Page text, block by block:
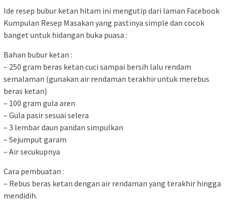
Ide resep bubur ketan hitam ini mengutip dari laman Facebook
Kumpulan Resep Masakan yang pastinya simple dan cocok
banget untuk hidangan buka puasa :
Bahan bubur ketan :
– 250 gram beras ketan cuci sampai bersih lalu rendam
semalaman (gunakan air rendaman terakhir untuk merebus
beras ketan)
– 100 gram gula aren
– Gula pasir sesuai selera
– 3 lembar daun pandan simpulkan
– Sejumput garam
– Air secukupnya
Cara pembuatan :
– Rebus beras ketan dengan air rendaman yang terakhir hingga
mendidih.